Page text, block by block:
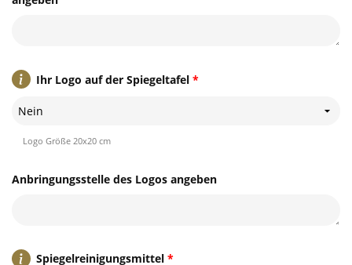
*
Ihr Logo auf der Spiegeltafel
Nein
Logo Größe 20x20 cm
Anbringungsstelle des Logos angeben
*
Spiegelreinigungsmittel